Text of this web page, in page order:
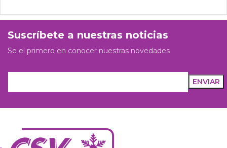
Suscríbete a nuestras noticias
Se el primero en conocer nuestras novedades